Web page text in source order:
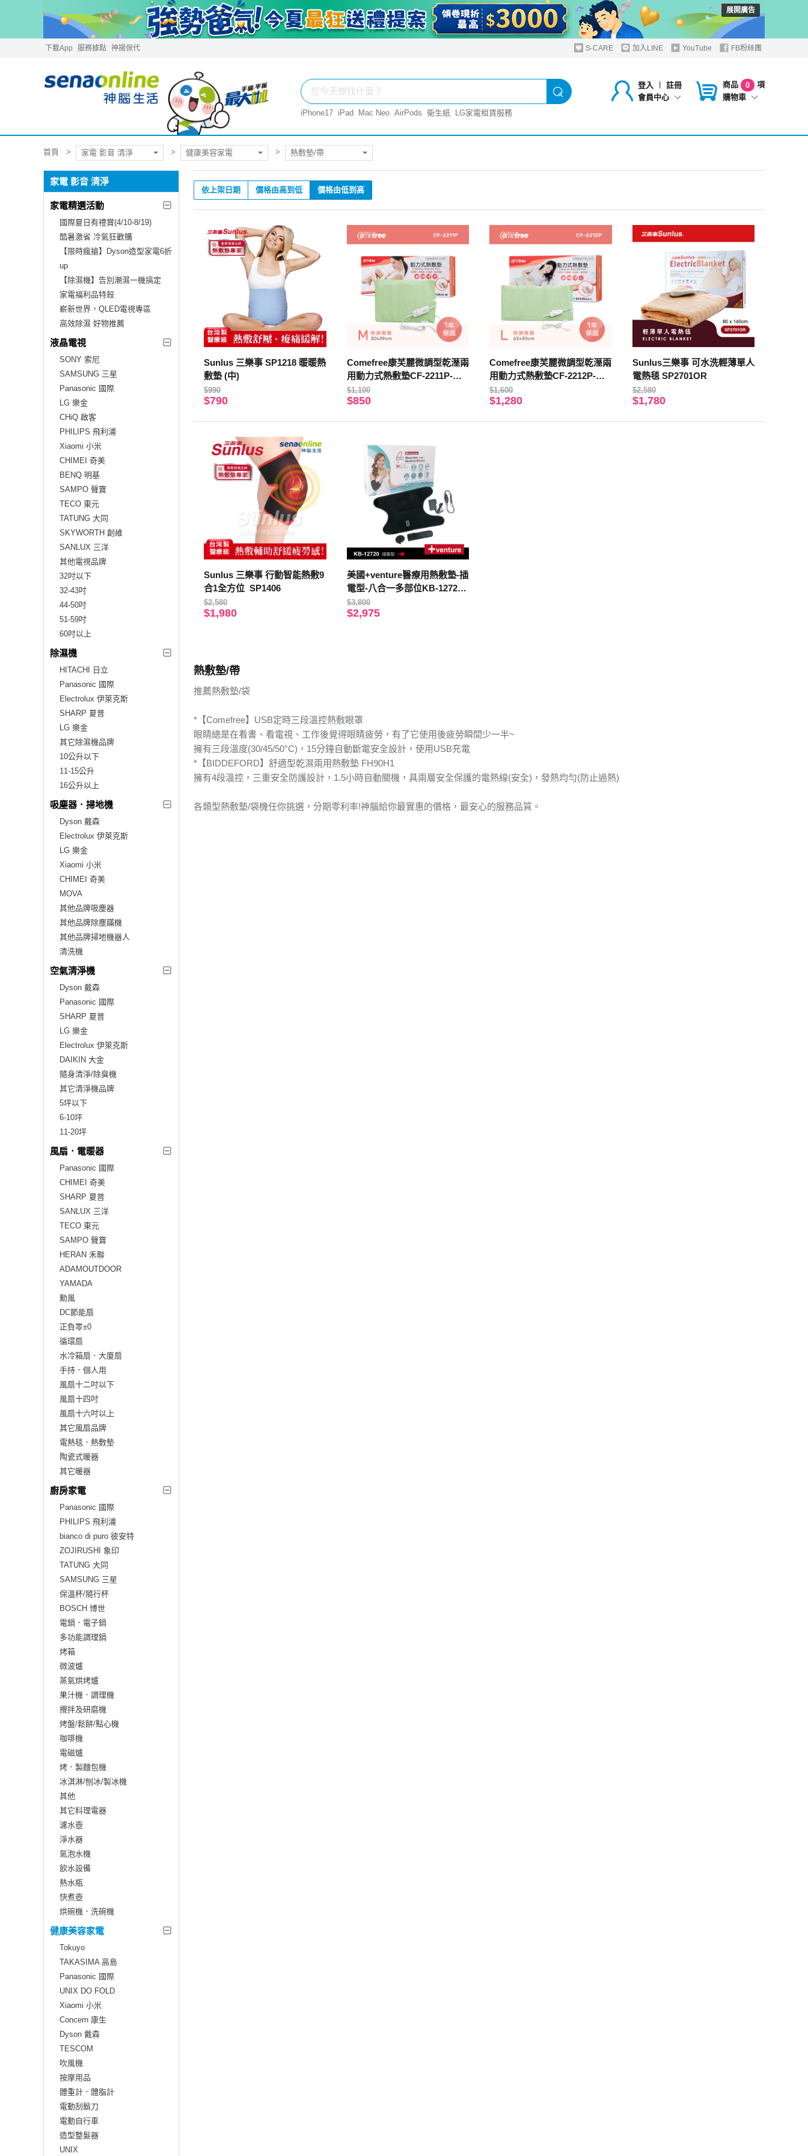
展開廣告
下載App 服務據點 神揚保代 S-CARE 加入LINE YouTube FB粉絲團
登入 ︱
註冊
會員中心
商品 0
項
購物車
iPhone17 iPad Mac Neo AirPods 衛生紙 LG家電租賃服務
首頁 家電 影音 清淨 健康美容家電 熱敷墊/帶
家電 影音 清淨
家電精選活動
國際夏日有禮賞(4/10-8/19)
酷暑激省 冷氣狂歡購
【限時瘋搶】Dyson造型家電6折
up
【除濕機】告別潮濕一機搞定
家電福利品特殺
嶄新世界，QLED電視專區
高效除濕 好物推薦
液晶電視
SONY 索尼
SAMSUNG 三星
Panasonic 國際
LG 樂金
CHiQ 啟客
PHILIPS 飛利浦
Xiaomi 小米
CHIMEI 奇美
BENQ 明基
SAMPO 聲寶
TECO 東元
TATUNG 大同
SKYWORTH 創維
SANLUX 三洋
其他電視品牌
32吋以下
32-43吋
44-50吋
51-59吋
60吋以上
除濕機
HITACHI 日立
Panasonic 國際
Electrolux 伊萊克斯
SHARP 夏普
LG 樂金
其它除濕機品牌
10公升以下
11-15公升
16公升以上
吸塵器．掃地機
Dyson 戴森
Electrolux 伊萊克斯
LG 樂金
Xiaomi 小米
CHIMEI 奇美
MOVA
其他品牌吸塵器
其他品牌除塵蹣機
其他品牌掃地機器人
清洗機
空氣清淨機
Dyson 戴森
Panasonic 國際
SHARP 夏普
LG 樂金
Electrolux 伊萊克斯
DAIKIN 大金
隨身清淨/除臭機
其它清淨機品牌
5坪以下
6-10坪
11-20坪
風扇．電暖器
Panasonic 國際
CHIMEI 奇美
SHARP 夏普
SANLUX 三洋
TECO 東元
SAMPO 聲寶
HERAN 禾聯
ADAMOUTDOOR
YAMADA
勳風
DC節能扇
正負零±0
循環扇
水冷箱扇．大廈扇
手持．個人用
風扇十二吋以下
風扇十四吋
風扇十六吋以上
其它風扇品牌
電熱毯．熱敷墊
陶瓷式暖器
其它暖器
廚房家電
Panasonic 國際
PHILIPS 飛利浦
bianco di puro 彼安特
ZOJIRUSHI 象印
TATUNG 大同
SAMSUNG 三星
保溫杯/隨行杯
BOSCH 博世
電鍋．電子鍋
多功能調理鍋
烤箱
微波爐
蒸氣烘烤爐
果汁機．調理機
攪拌及研磨機
烤盤/鬆餅/點心機
咖啡機
電磁爐
烤．製麵包機
冰淇淋/刨冰/製冰機
其他
其它料理電器
濾水壺
淨水器
氣泡水機
飲水設備
熱水瓶
快煮壺
烘碗機．洗碗機
健康美容家電
Tokuyo
TAKASIMA 高島
Panasonic 國際
UNIX DO FOLD
Xiaomi 小米
Concern 康生
Dyson 戴森
TESCOM
吹風機
按摩用品
體重計．體脂計
電動刮鬍刀
電動自行車
造型整髮器
UNIX
依上架日期 價格由高到低 價格由低到高
Sunlus 三樂事 SP1218 暖暖熱
敷墊 (中)
$990
$790
Comefree康芙麗微調型乾溼兩
用動力式熱敷墊CF-2211P-中
(醫療級)
$1,100
$850
Comefree康芙麗微調型乾溼兩
用動力式熱敷墊CF-2212P-大
(醫療級)
$1,600
$1,280
Sunlus三樂事 可水洗輕薄單人
電熱毯 SP2701OR
$2,580
$1,780
Sunlus 三樂事 行動智能熱敷9
合1全方位 SP1406
$2,580
$1,980
美國+venture醫療用熱敷墊-插
電型-八合一多部位KB-12720-
速配鼎醫療用熱敷墊-未滅菌
$3,800
$2,975
熱敷墊/帶
推薦熱敷墊/袋
*【Comefree】USB定時三段溫控熱敷眼罩
眼睛總是在看書、看電視、工作後覺得眼睛疲勞，有了它使用後疲勞瞬間少一半~
擁有三段溫度(30/45/50°C)，15分鐘自動斷電安全設計，使用USB充電
*【BIDDEFORD】舒適型乾濕兩用熱敷墊 FH90H1
擁有4段溫控，三重安全防護設計，1.5小時自動關機，具兩層安全保護的電熱線(安全)，發熱均勻(防止過熱)
各類型熱敷墊/袋機任你挑選，分期零利率!神腦給你最實惠的價格，最安心的服務品質。